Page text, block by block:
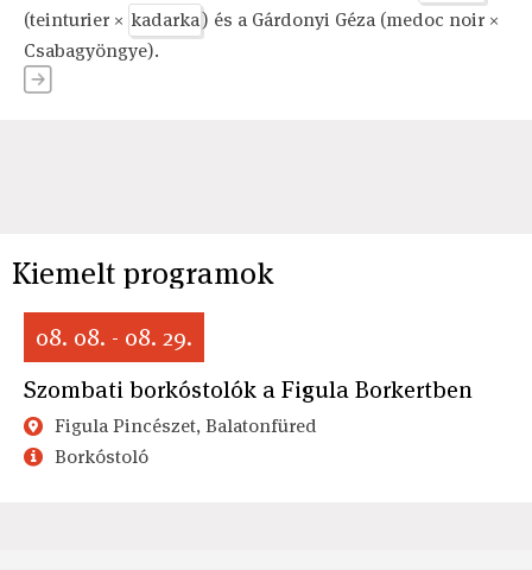
(teinturier × kadarka) és a Gárdonyi Géza (medoc noir ×
Csabagyöngye).
Kiemelt programok
08. 08. - 08. 29.
Szombati borkóstolók a Figula Borkertben
Figula Pincészet, Balatonfüred
Borkóstoló